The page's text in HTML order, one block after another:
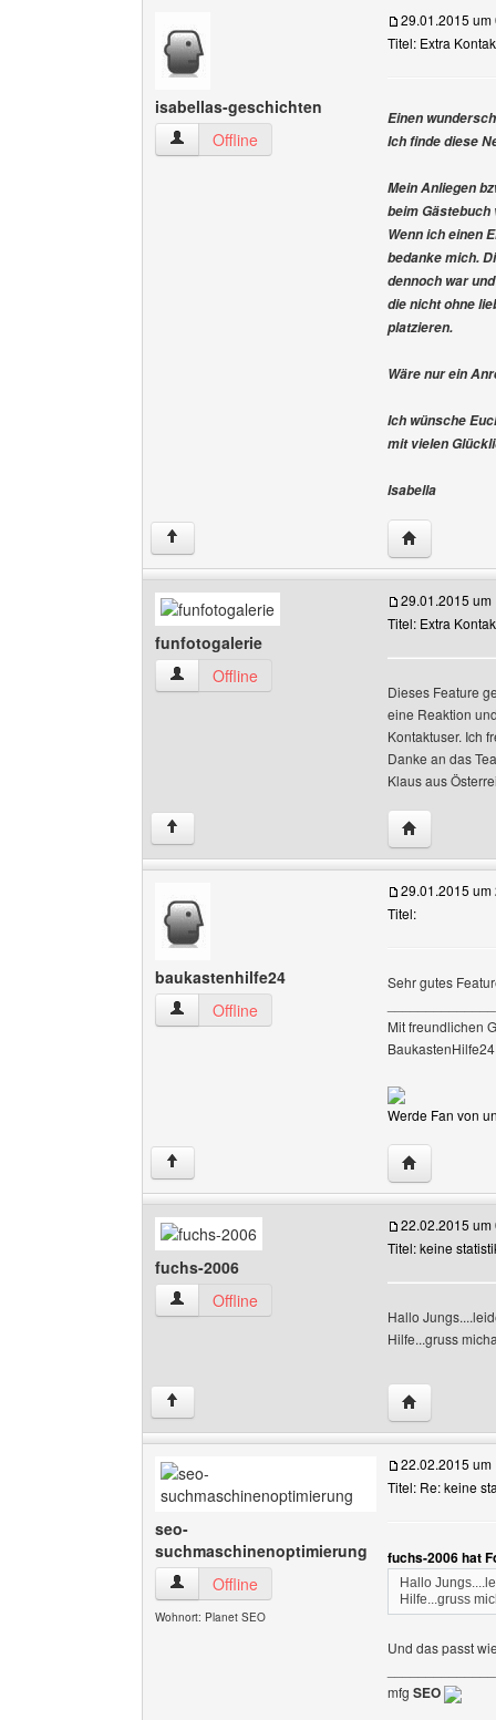
isabellas-geschichten
isabellas-geschichten Benutzer-Profile
Offline
29.01.2015 um
Titel: Extra
Einen
Ich finde diese
Mein Anliegen
beim
Wenn ich einen
bedanke mich.
dennoch war
die nicht ohne
platzieren.
Wäre nur ein
Ich wünsche
mit vielen
Isabella
↑ Website
funfotogalerie
funfotogalerie Benutzer-Profile anzeigen
Offline
29.01.2015 um
Titel: Extra
Dieses Feature
eine Reaktion
Kontaktuser. Ich
Danke an das
Klaus aus
↑ Website
baukastenhilfe24
baukastenhilfe24 Benutzer-Profile anzeigen
Offline
29.01.2015 um
Titel:
Sehr gutes
Mit freundlichen
BaukastenHilfe24
Werde Fan von
↑ Website
fuchs-2006
fuchs-2006 Benutzer-Profile anzeigen
Offline
22.02.2015 um
Titel: keine
Hallo
Hilfe...gruss
↑ Website
seo-
suchmaschinenoptimierung
seo-suchmaschinenoptimierung Benutzer-
Offline
Wohnort: Planet SEO
22.02.2015 um
Titel: Re: keine
fuchs-2006 hat
Hallo
Hilfe...gruss
Und das passt
mfg SEO